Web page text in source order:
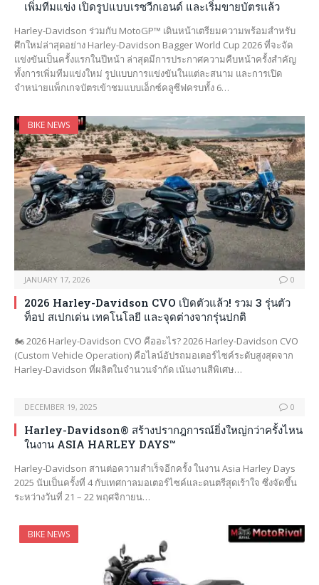
เพิ่มทีมแข่ง เปิดรูปแบบเรซวีกเอนด์ และเริ่มขายบัตรแล้ว
Harley-Davidson ร่วมกับ MotoGP™ เดินหน้าเตรียมความพร้อมสำหรับ
ศึกใหม่ล่าสุดอย่าง Harley-Davidson Bagger World Cup 2026 ที่จะจัด
แข่งขันเป็นครั้งแรกในปีหน้า ล่าสุดมีการประกาศความคืบหน้าครั้งสำคัญ
ทั้งการเพิ่มทีมแข่งใหม่ รูปแบบการแข่งขันในแต่ละสนาม และการเปิด
จำหน่ายแพ็กเกจบัตรเข้าชมแบบเอ็กซ์คลูซีฟครบทั้ง 6…
BIKE NEWS
JANUARY 17, 2026 0
2026 Harley-Davidson CVO เปิดตัวแล้ว! รวม 3 รุ่นตัว
ท็อป สเปกเด่น เทคโนโลยี และจุดต่างจากรุ่นปกติ
🏍️ 2026 Harley-Davidson CVO คืออะไร? 2026 Harley-Davidson CVO
(Custom Vehicle Operation) คือไลน์อัปรถมอเตอร์ไซค์ระดับสูงสุดจาก
Harley-Davidson ที่ผลิตในจำนวนจำกัด เน้นงานสีพิเศษ…
DECEMBER 19, 2025 0
Harley-Davidson® สร้างปรากฎการณ์ยิ่งใหญ่กว่าครั้งไหน
ในงาน ASIA HARLEY DAYS™
Harley-Davidson สานต่อความสำเร็จอีกครั้ง ในงาน Asia Harley Days
2025 นับเป็นครั้งที่ 4 กับเทศกาลมอเตอร์ไซค์และดนตรีสุดเร้าใจ ซึ่งจัดขึ้น
ระหว่างวันที่ 21 – 22 พฤศจิกายน…
BIKE NEWS